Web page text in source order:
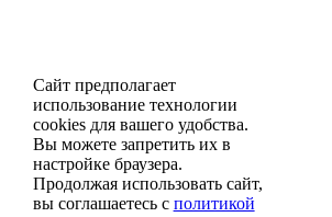
Сайт предполагает
использование технологии
cookies для вашего удобства.
Вы можете запретить их в
настройке браузера.
Продолжая использовать сайт,
вы соглашаетесь с политикой